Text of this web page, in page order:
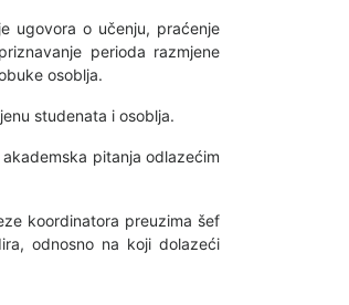
ugovora o učenju, praćenje
perioda razmjene
osoblja.
studenata i osoblja.
pitanja odlazećim
koordinatora preuzima šef
odnosno na koji dolazeći